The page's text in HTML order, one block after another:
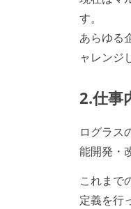
す。
あらゆる
ャレンジ
2.仕事
ログラス
能開発・
これまで
定義を行